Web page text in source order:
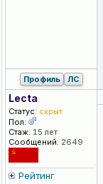
Профиль ЛС
Lecta
Статус: скрыт
Пол:
Стаж: 15 лет
Сообщений: 2649
Рейтинг